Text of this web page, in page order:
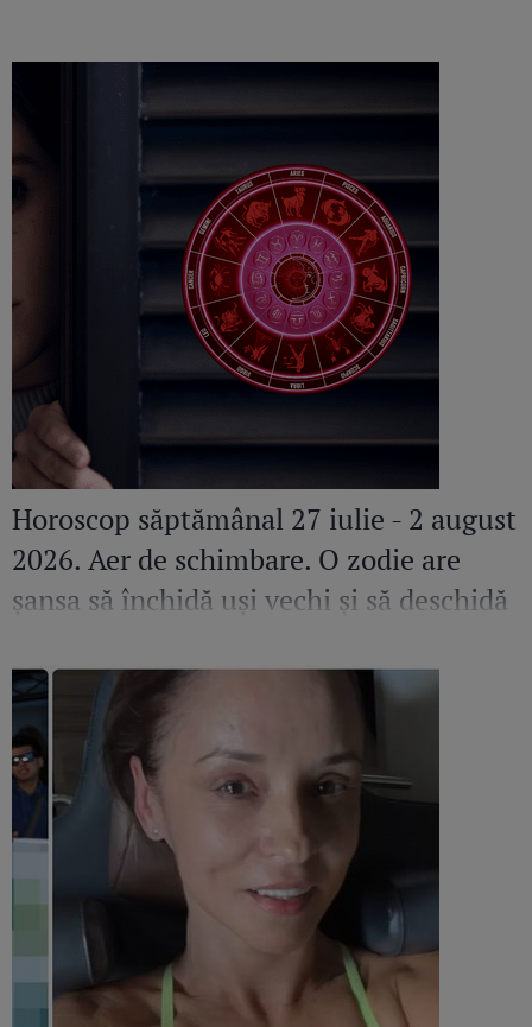
Horoscop săptămânal 27 iulie - 2 august
2026. Aer de schimbare. O zodie are
șansa să închidă uși vechi și să deschidă